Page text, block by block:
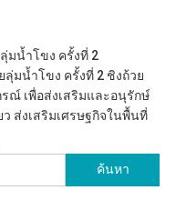
มน้ำโขง ครั้งที่ 2
มน้ำโขง ครั้งที่ 2 ชิงถ้วย
ณ์ เพื่อส่งเสริมและอนุรักษ์
ส่งเสริมเศรษฐกิจในพื้นที่
สำหรับ: